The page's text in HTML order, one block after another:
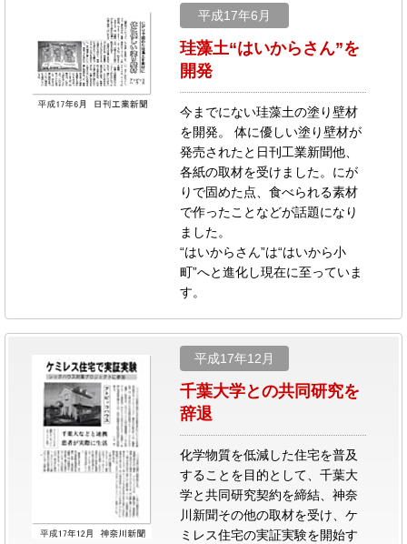
平成17年6月
珪藻土“はいからさん”を
開発
今までにない珪藻土の塗り壁材
を開発。 体に優しい塗り壁材が
発売されたと日刊工業新聞他、
各紙の取材を受けました。にが
りで固めた点、食べられる素材
で作ったことなどが話題になり
ました。
“はいからさん”は“はいから小
町”へと進化し現在に至っていま
す。
平成17年12月
千葉大学との共同研究を
辞退
化学物質を低減した住宅を普及
することを目的として、千葉大
学と共同研究契約を締結、神奈
川新聞その他の取材を受け、ケ
ミレス住宅の実証実験を開始す